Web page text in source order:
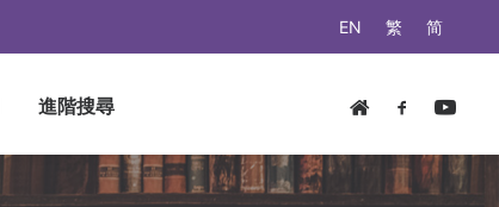
EN 繁 简
進階搜尋